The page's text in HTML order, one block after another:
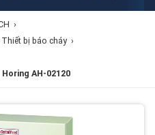
›
bị báo cháy ›
AH-02120